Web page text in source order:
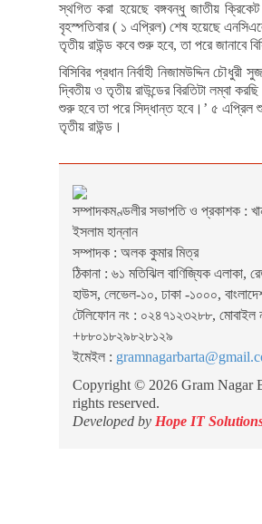
স্থগিত করা হয়েছে বঙ্গবন্ধু জাতীয়
বৃহস্পতিবার ( ১ এপ্রিল) শেষ হয়েছে
তৃতীয় রাউন্ড কবে শুরু হবে, তা পরে জানাবে
বিসিবির প্রধান নির্বাহী নিজামউদ্দিন
দ্বিতীয় ও তৃতীয় রাউন্ডের বিরতিটা লম্বা
শুরু হবে তা পরে সিদ্ধান্ত হবে।’ ৫ এপ্রিল
তৃতীয় রাউন্ড।
সম্পাদকমণ্ডলীর সভাপতি ও প্রকাশক :
ইসলাম হান্নান
সম্পাদক : অলক কুমার মিত্র
ঠিকানা : ৬১ মতিঝিল বাণিজ্যিক এলাকা,
হাউস, লেভেল-১০, ঢাকা -১০০০,
টেলিফোন নং : ০২৪৭১২৩২৮৮, মোবাইল
+৮৮০১৮২৯৮২৮১২৯
ইমেইল :
Copyright © 2026 Gram Nagar
rights reserved.
Developed by Hope IT